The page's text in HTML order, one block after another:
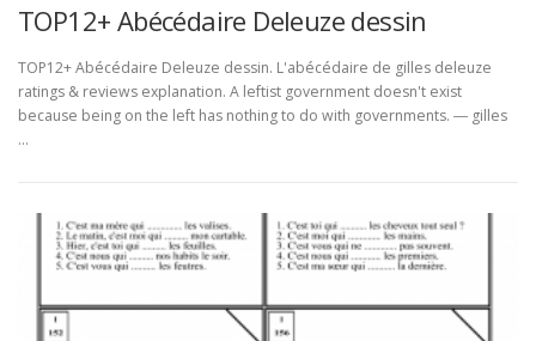
TOP12+ Abécédaire Deleuze dessin
TOP12+ Abécédaire Deleuze dessin. L'abécédaire de gilles deleuze
ratings & reviews explanation. A leftist government doesn't exist
because being on the left has nothing to do with governments. ― gilles
…